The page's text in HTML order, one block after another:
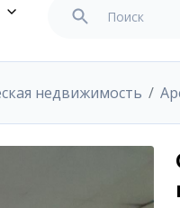
недвижимость